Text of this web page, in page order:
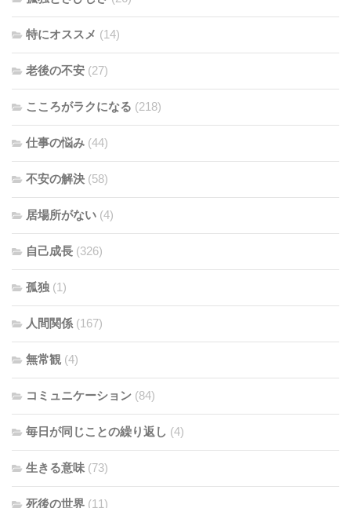
特にオススメ (14)
老後の不安 (27)
こころがラクになる (218)
仕事の悩み (44)
不安の解決 (58)
居場所がない (4)
自己成長 (326)
孤独 (1)
人間関係 (167)
無常観 (4)
コミュニケーション (84)
毎日が同じことの繰り返し (4)
生きる意味 (73)
死後の世界 (11)